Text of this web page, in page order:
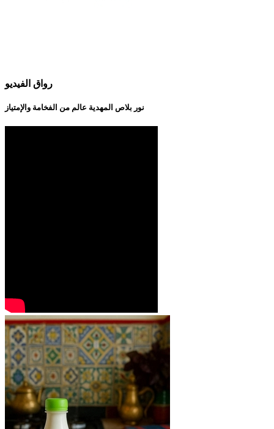
رواق الفيديو
نور بلاص المهدية عالم من الفخامة والإمتياز